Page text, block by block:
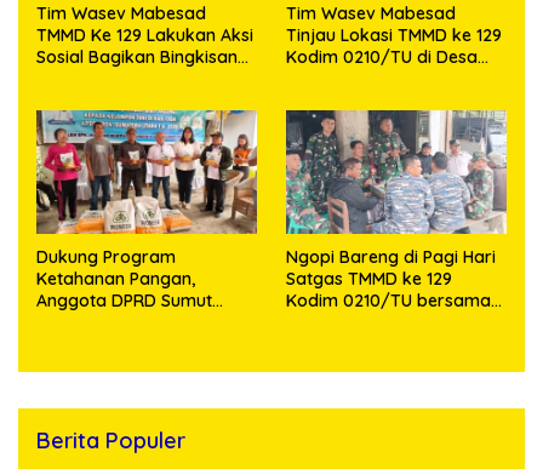
Tim Wasev Mabesad
TMMD Ke 129 Lakukan Aksi
Sosial Bagikan Bingkisan
Tim Wasev Mabesad
Tinjau Lokasi TMMD ke 129
Kodim 0210/TU di Desa
Dukung Program
Ketahanan Pangan,
Anggota DPRD Sumut
Ngopi Bareng di Pagi Hari
Satgas TMMD ke 129
Kodim 0210/TU bersama
Berita Populer